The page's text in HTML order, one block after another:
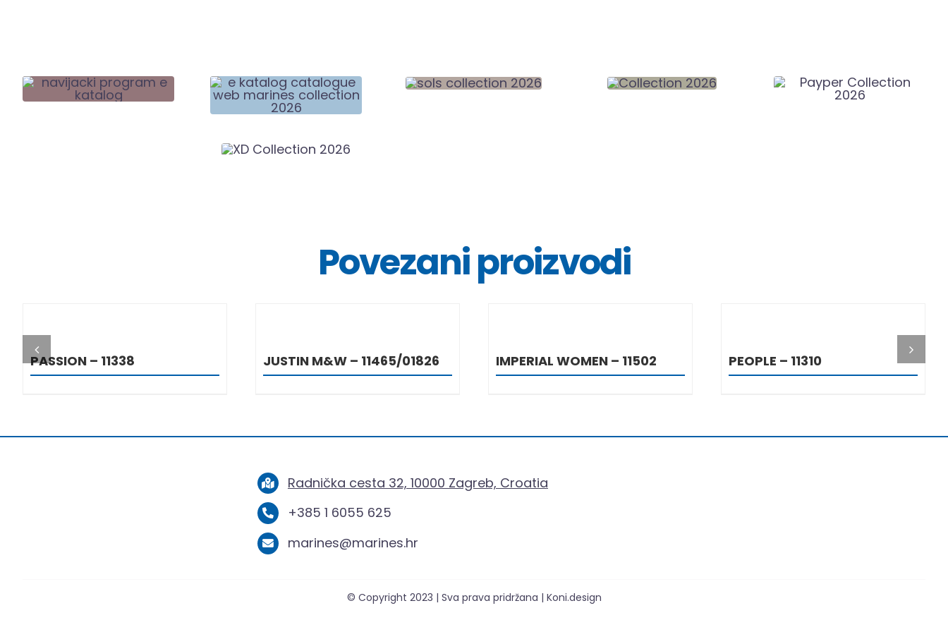
Povezani proizvodi
PASSION – 11338 JUSTIN M&W – 11465/01826 IMPERIAL WOMEN – 11502 PEOPLE – 11310
Radnička cesta 32, 10000 Zagreb, Croatia
+385 1 6055 625
marines@marines.hr
© Copyright 2023 | Sva prava pridržana | Koni.design